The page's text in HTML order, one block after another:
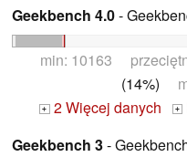
Geekbench 4.0-
min: 10163
(14%)
+ 2 Więcej danych +
Geekbench 3-